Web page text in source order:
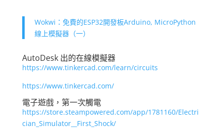
Wokwi：免費的ESP32開發板Arduino, MicroPython
線上模擬器（一）
AutoDesk 出的在線模擬器
https://www.tinkercad.com/learn/circuits
https://www.tinkercad.com/
電子遊戲，第一次觸電
https://store.steampowered.com/app/1781160/Electri
cian_Simulator__First_Shock/